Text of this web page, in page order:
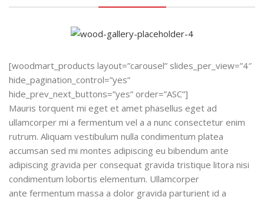
[woodmart_products layout=”carousel” slides_per_view=”4″
hide_pagination_control=”yes”
hide_prev_next_buttons=”yes” order=”ASC”]
Mauris torquent mi eget et amet phasellus eget ad
ullamcorper mi a fermentum vel a a nunc consectetur enim
rutrum. Aliquam vestibulum nulla condimentum platea
accumsan sed mi montes adipiscing eu bibendum ante
adipiscing gravida per consequat gravida tristique litora nisi
condimentum lobortis elementum. Ullamcorper
ante fermentum massa a dolor gravida parturient id a